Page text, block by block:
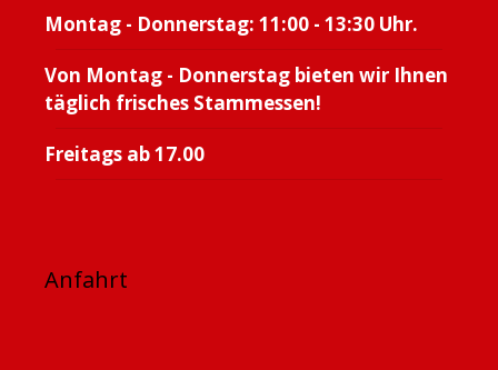
Montag - Donnerstag: 11:00 - 13:30 Uhr.
Von Montag - Donnerstag bieten wir Ihnen
täglich frisches Stammessen!
Freitags ab 17.00
Anfahrt